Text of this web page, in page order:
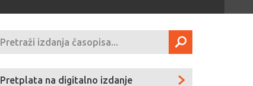
Pretplata na digitalno izdanje